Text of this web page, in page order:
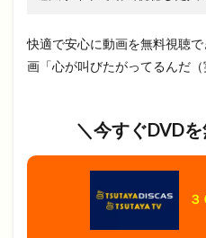
快適で安心に動画を無料視聴
画「心が叫びたがってるんだ
＼今すぐDVD